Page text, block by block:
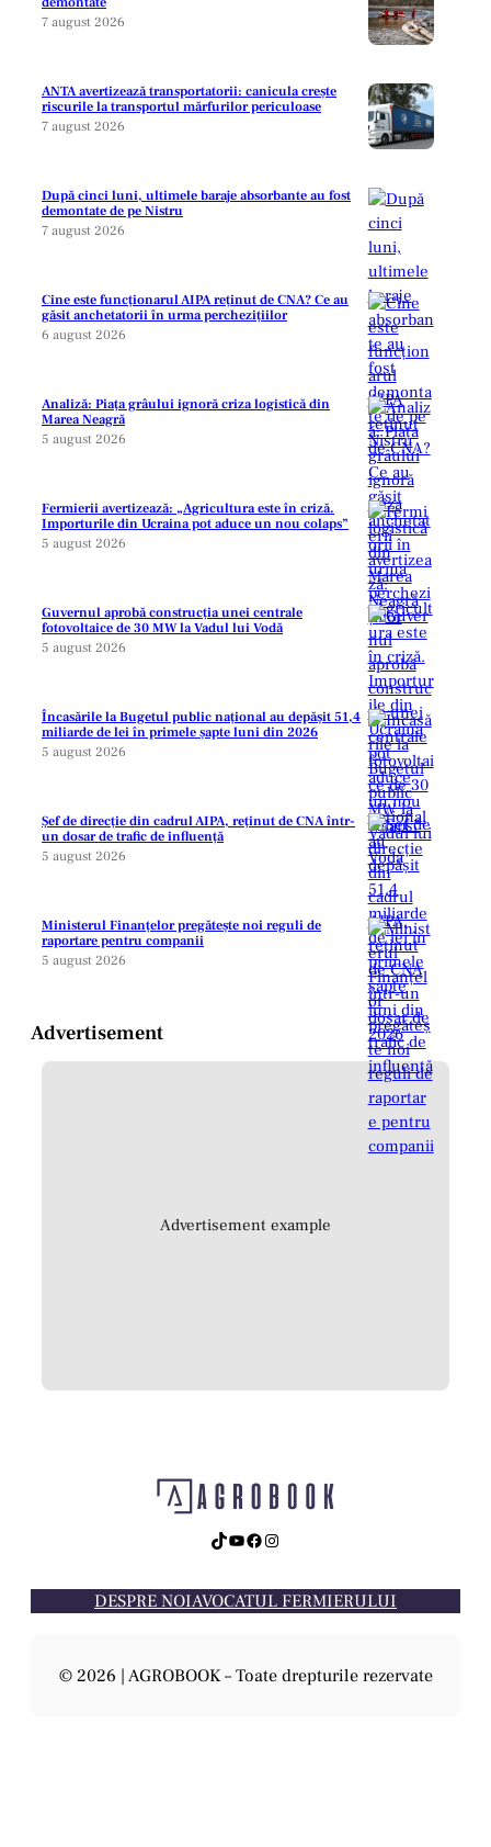
7 august 2026
ANTA avertizează transportatorii: canicula crește
riscurile la transportul mărfurilor periculoase
7 august 2026
După cinci luni, ultimele baraje absorbante au fost
demontate de pe Nistru
7 august 2026
Cine este funcționarul AIPA reținut de CNA? Ce au
găsit anchetatorii în urma perchezițiilor
6 august 2026
Analiză: Piața grâului ignoră criza logistică din
Marea Neagră
5 august 2026
Fermierii avertizează: „Agricultura este în criză.
Importurile din Ucraina pot aduce un nou colaps”
5 august 2026
Guvernul aprobă construcția unei centrale
fotovoltaice de 30 MW la Vadul lui Vodă
5 august 2026
Încasările la Bugetul public național au depășit 51,4
miliarde de lei în primele șapte luni din 2026
5 august 2026
Șef de direcție din cadrul AIPA, reținut de CNA într-
un dosar de trafic de influență
5 august 2026
Ministerul Finanțelor pregătește noi reguli de
raportare pentru companii
5 august 2026
Advertisement
Advertisement example
TikTok YouTube Facebook Instagram
DESPRE NOIAVOCATUL FERMIERULUI
© 2026 | AGROBOOK – Toate drepturile rezervate